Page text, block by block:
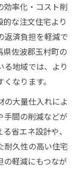
効率化・コスト削
な注文住宅より
返済負担を軽減で
県佐波郡玉村町の
る地域では、より
なります。
の大量仕入れによ
手間の削減などが
省エネ設計や、
耐久性の高い住宅
軽減にもつなが